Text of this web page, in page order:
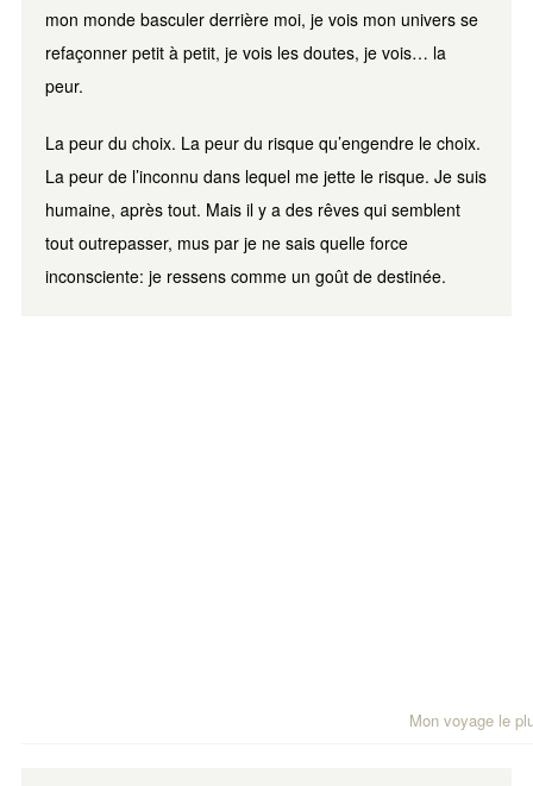
mon monde basculer derrière moi, je vois mon univers se
refaçonner petit à petit, je vois les doutes, je vois… la
peur.
La peur du choix. La peur du risque qu’engendre le choix.
La peur de l’inconnu dans lequel me jette le risque. Je suis
humaine, après tout. Mais il y a des rêves qui semblent
tout outrepasser, mus par je ne sais quelle force
inconsciente: je ressens comme un goût de destinée.
Mon voyage le